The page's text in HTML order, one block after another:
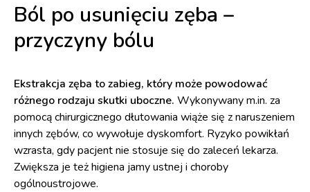
Ból po usunięciu zęba –
przyczyny bólu
Ekstrakcja zęba to zabieg, który może powodować
różnego rodzaju skutki uboczne. Wykonywany m.in. za
pomocą chirurgicznego dłutowania wiąże się z naruszeniem
innych zębów, co wywołuje dyskomfort. Ryzyko powikłań
wzrasta, gdy pacjent nie stosuje się do zaleceń lekarza.
Zwiększa je też higiena jamy ustnej i choroby
ogólnoustrojowe.